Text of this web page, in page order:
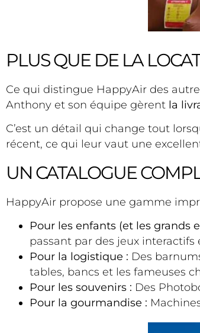
PLUS QUE DE LA
Ce qui distingue HappyAir des
Anthony et son équipe gèrent la
C’est un détail qui change tout
récent, ce qui leur vaut une
UN CATALOGUE
HappyAir propose une gamme
Pour les enfants (et les grands
passant par des jeux interactifs
Pour la logistique : Des
tables, bancs et les fameuses
Pour les souvenirs : Des
Pour la gourmandise :